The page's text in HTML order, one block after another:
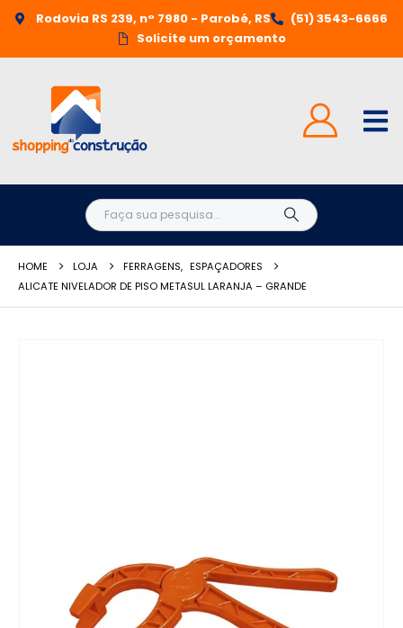
Rodovia RS 239, n° 7980 - Parobé, RS
(51) 3543-6666
Solicite um orçamento
HOME LOJA FERRAGENS, ESPAÇADORES
ALICATE NIVELADOR DE PISO METASUL LARANJA – GRANDE